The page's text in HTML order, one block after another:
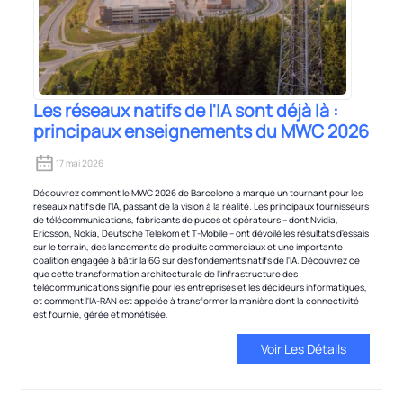
Les réseaux natifs de l'IA sont déjà là :
principaux enseignements du MWC 2026
17 mai 2026
Découvrez comment le MWC 2026 de Barcelone a marqué un tournant pour les
réseaux natifs de l'IA, passant de la vision à la réalité. Les principaux fournisseurs
de télécommunications, fabricants de puces et opérateurs – dont Nvidia,
Ericsson, Nokia, Deutsche Telekom et T-Mobile – ont dévoilé les résultats d'essais
sur le terrain, des lancements de produits commerciaux et une importante
coalition engagée à bâtir la 6G sur des fondements natifs de l'IA. Découvrez ce
que cette transformation architecturale de l'infrastructure des
télécommunications signifie pour les entreprises et les décideurs informatiques,
et comment l'IA-RAN est appelée à transformer la manière dont la connectivité
est fournie, gérée et monétisée.
Voir Les Détails